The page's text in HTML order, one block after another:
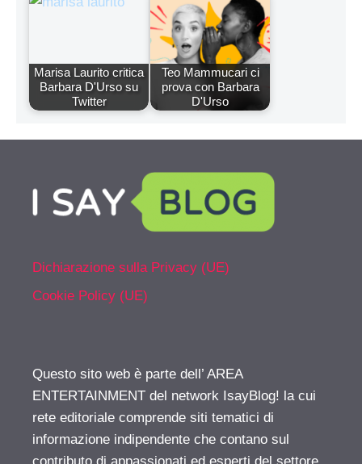
Marisa Laurito critica
Barbara D'Urso su
Twitter
Teo Mammucari ci
prova con Barbara
D'Urso
Dichiarazione sulla Privacy (UE)
Cookie Policy (UE)
Questo sito web è parte dell’ AREA
ENTERTAINMENT del network IsayBlog! la cui
rete editoriale comprende siti tematici di
informazione indipendente che contano sul